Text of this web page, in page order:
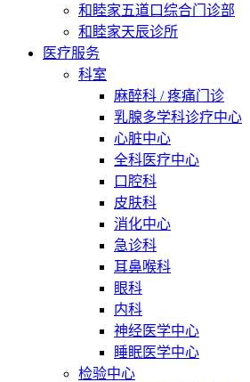
和睦家五道口综合门诊部
和睦家天辰诊所
医疗服务
科室
麻醉科 / 疼痛门诊
乳腺多学科诊疗中心
心脏中心
全科医疗中心
口腔科
皮肤科
消化中心
急诊科
耳鼻喉科
眼科
内科
神经医学中心
睡眠医学中心
检验中心